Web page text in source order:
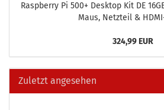
Raspber­ry Pi 500+ Desk­top Kit DE
Maus, Netz­teil &
324,99 EUR
Zuletzt angesehen